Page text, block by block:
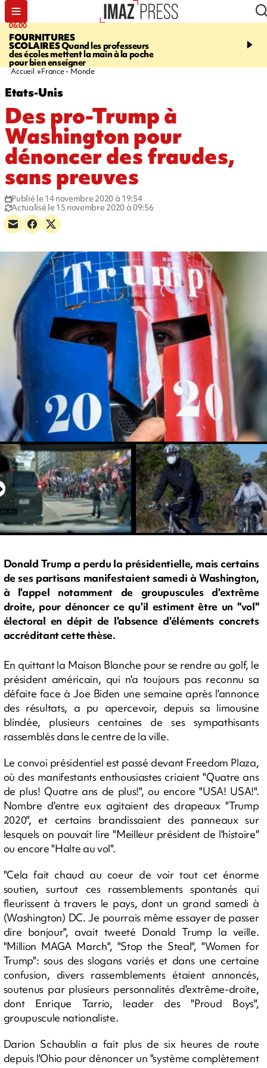
06:00
FOURNITURES
SCOLAIRESQuand les professeurs
des écoles mettent la main à la poche
pour bien enseigner
08:37
La flamme
Accueil France - Monde
Etats-Unis
Des pro-Trump à
Washington pour
dénoncer des fraudes,
sans preuves
Publié le 14 novembre 2020 à 19:54
Actualisé le 15 novembre 2020 à 09:56
Donald Trump a perdu la présidentielle, mais certains
de ses partisans manifestaient samedi à Washington,
à l'appel notamment de groupuscules d'extrême
droite, pour dénoncer ce qu'il estiment être un "vol"
électoral en dépit de l'absence d'éléments concrets
accréditant cette thèse.
En quittant la Maison Blanche pour se rendre au golf, le
président américain, qui n'a toujours pas reconnu sa
défaite face à Joe Biden une semaine après l'annonce
des résultats, a pu apercevoir, depuis sa limousine
blindée, plusieurs centaines de ses sympathisants
rassemblés dans le centre de la ville.
Le convoi présidentiel est passé devant Freedom Plaza,
où des manifestants enthousiastes criaient "Quatre ans
de plus! Quatre ans de plus!", ou encore "USA! USA!".
Nombre d'entre eux agitaient des drapeaux "Trump
2020", et certains brandissaient des panneaux sur
lesquels on pouvait lire "Meilleur président de l'histoire"
ou encore "Halte au vol".
"Cela fait chaud au coeur de voir tout cet énorme
soutien, surtout ces rassemblements spontanés qui
fleurissent à travers le pays, dont un grand samedi à
(Washington) DC. Je pourrais même essayer de passer
dire bonjour", avait tweeté Donald Trump la veille.
"Million MAGA March", "Stop the Steal", "Women for
Trump": sous des slogans variés et dans une certaine
confusion, divers rassemblements étaient annoncés,
soutenus par plusieurs personnalités d'extrême-droite,
dont Enrique Tarrio, leader des "Proud Boys",
groupuscule nationaliste.
Darion Schaublin a fait plus de six heures de route
depuis l'Ohio pour dénoncer un "système complètement